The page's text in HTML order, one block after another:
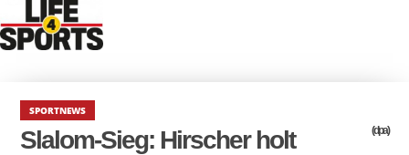
SPORTNEWS
Slalom-Sieg: Hirscher holt
(dpa)